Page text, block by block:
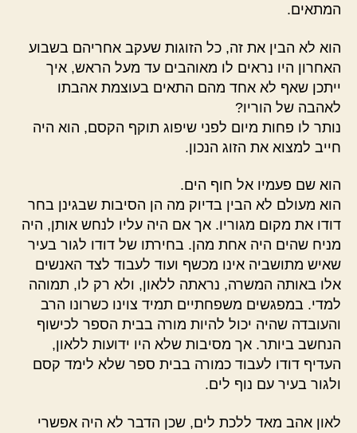
המתאים.
הוא לא הבין את זה, כל הזוגות שעקב אחריהם בשבוע
האחרון היו נראים לו מאוהבים עד מעל הראש, איך
ייתכן שאף לא אחד מהם התאים בעוצמת אהבתו
לאהבה של הוריו?
נותר לו פחות מיום לפני שיפוג תוקף הקסם, הוא היה
חייב למצוא את הזוג הנכון.
הוא שם פעמיו אל חוף הים.
הוא מעולם לא הבין בדיוק מה הן הסיבות שבגינן בחר
דודו את מקום מגוריו. אך אם היה עליו לנחש אותן, היה
מניח שהים היה אחת מהן. בחירתו של דודו לגור בעיר
שאיש מתושביה אינו מכשף ועוד לעבוד לצד האנשים
אלו באותה המשרה, נראתה ללאון, ולא רק לו, תמוהה
למדי. במפגשים משפחתיים תמיד צוינו כשרונו הרב
והעובדה שהיה יכול להיות מורה בבית הספר לכישוף
הנחשב ביותר. אך מסיבות שלא היו ידועות ללאון,
העדיף דודו לעבוד כמורה בבית ספר שלא לימד קסם
ולגור בעיר עם נוף לים.
לאון אהב מאד ללכת לים, שכן הדבר לא היה אפשרי